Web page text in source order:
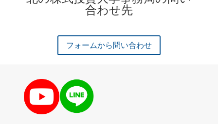
合わせ先
フォームから問い合わせ